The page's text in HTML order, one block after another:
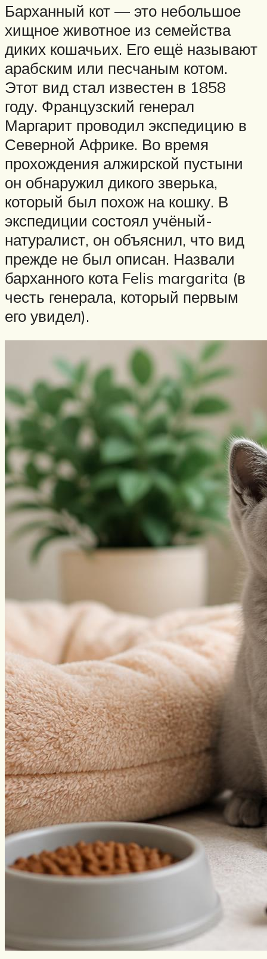
Барханный кот — это небольшое
хищное животное из семейства
диких кошачьих. Его ещё называют
арабским или песчаным котом.
Этот вид стал известен в 1858
году. Французский генерал
Маргарит проводил экспедицию в
Северной Африке. Во время
прохождения алжирской пустыни
он обнаружил дикого зверька,
который был похож на кошку. В
экспедиции состоял учёный-
натуралист, он объяснил, что вид
прежде не был описан. Назвали
барханного кота Felis margarita (в
честь генерала, который первым
его увидел).